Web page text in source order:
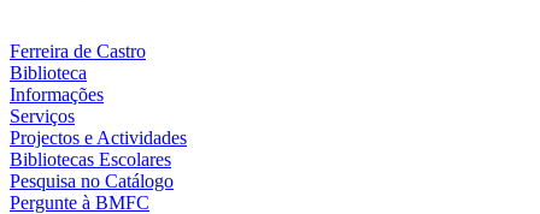
Ferreira de Castro
Biblioteca
Informações
Serviços
Projectos e Actividades
Bibliotecas Escolares
Pesquisa no Catálogo
Pergunte à BMFC